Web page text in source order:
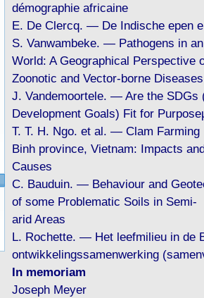
démographie africaine
E. De Clercq. — De Indische epen
S. Vanwambeke. — Pathogens in
World: A Geographical Perspective
Zoonotic and Vector-borne Diseases
J. Vandemoortele. — Are the SDGs
Development Goals) Fit for
T. T. H. Ngo. et al. — Clam Farming
Binh province, Vietnam: Impacts
Causes
C. Bauduin. — Behaviour and
of some Problematic Soils in Semi-
arid Areas
L. Rochette. — Het leefmilieu in de
ontwikkelingssamenwerking
In memoriam
Joseph Meyer